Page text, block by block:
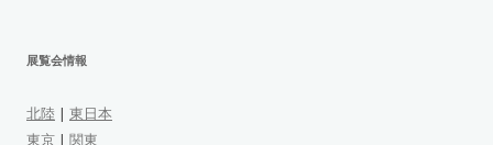
展覧会情報
北陸 | 東日本
東京 | 関東